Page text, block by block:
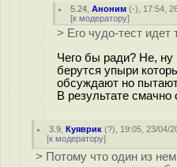
5.24 ,Аноним (-), 17:54,
[к модератору]
> Его чудо-тест идет
Чего бы ради? Не, ну
берутся упыри
обсуждают но
В результате смачно
3.9 ,Куяврик (?), 19:05, 23/04/
[к модератору]
> Потому что один из